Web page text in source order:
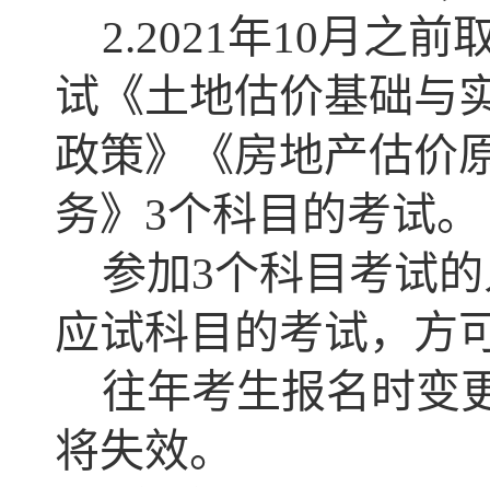
2.2021年10月之前
试《土地估价基础与
政策》《房地产估价
务》3个科目的考试。
参加3个科目考试
应试科目的考试，方
往年考生报名时变
将失效。